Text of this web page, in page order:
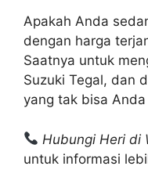
Apakah Anda
dengan harga
Saatnya untuk
Suzuki Tegal, dan
yang tak bisa
Hubungi Heri di
untuk informasi